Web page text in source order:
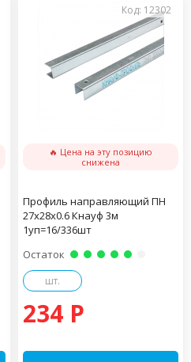
Код: 12302
🔥 Цена на эту позицию
снижена
Профиль направляющий ПН
27х28х0.6 Кнауф 3м
1уп=16/336шт
Остаток
шт.
234 P